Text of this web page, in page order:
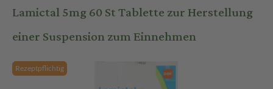
Lamictal 5mg 60 St Tablette zur Herstellung
einer Suspension zum Einnehmen
Rezeptpflichtig